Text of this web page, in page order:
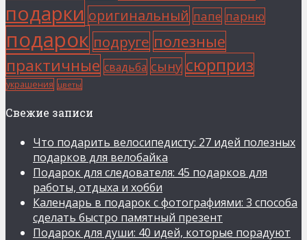
подарки оригинальный папе парню
подарок подруге полезные
практичные свадьба сыну сюрприз
украшения цветы
Свежие записи
Что подарить велосипедисту: 27 идей полезных
подарков для велобайка
Подарок для следователя: 45 подарков для
работы, отдыха и хобби
Календарь в подарок с фотографиями: 3 способа
сделать быстро памятный презент
Подарок для души: 40 идей, которые порадуют